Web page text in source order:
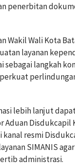
penerbitan
Wakil Wali Kota
layanan
sebagai langkah
lebih lanjut
Disdukcapil
resmi
SIMANIS
administrasi.